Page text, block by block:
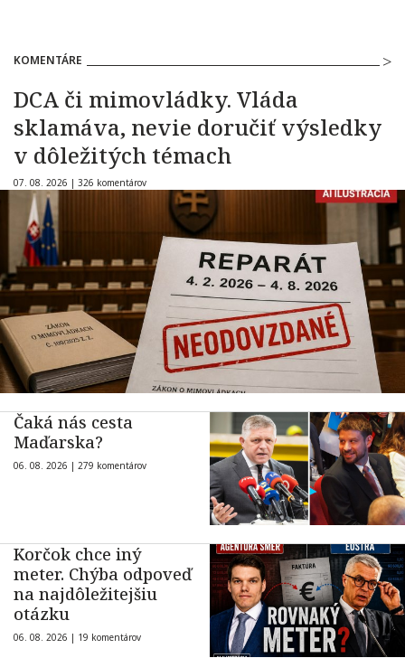
KOMENTÁRE
DCA či mimovládky. Vláda
sklamáva, nevie doručiť výsledky
v dôležitých témach
07. 08. 2026 | 326 komentárov
Čaká nás cesta
Maďarska?
06. 08. 2026 | 279 komentárov
Korčok chce iný
meter. Chýba odpoveď
na najdôležitejšiu
otázku
06. 08. 2026 | 19 komentárov